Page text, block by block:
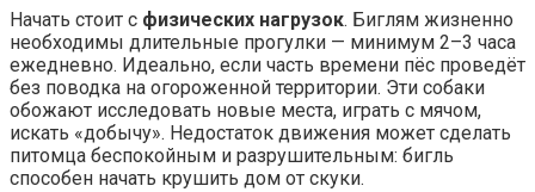
Начать стоит с физических нагрузок. Биглям жизненно
необходимы длительные прогулки — минимум 2–3 часа
ежедневно. Идеально, если часть времени пёс проведёт
без поводка на огороженной территории. Эти собаки
обожают исследовать новые места, играть с мячом,
искать «добычу». Недостаток движения может сделать
питомца беспокойным и разрушительным: бигль
способен начать крушить дом от скуки.